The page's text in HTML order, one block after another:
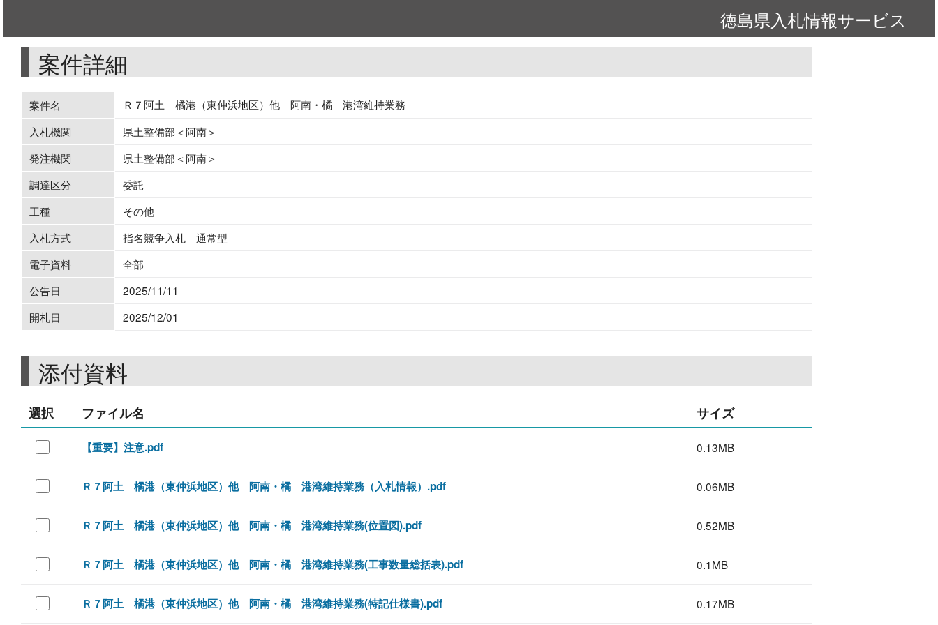
徳島県入札情報サービス
案件詳細
案件名
Ｒ７阿土 橘港（東仲浜地区）他 阿南・橘 港湾維持業務
入札機関
県土整備部＜阿南＞
発注機関
県土整備部＜阿南＞
調達区分
委託
工種
その他
入札方式
指名競争入札 通常型
電子資料
全部
公告日
2025/11/11
開札日
2025/12/01
添付資料
選択 ファイル名 サイズ
【重要】注意.pdf 0.13MB
Ｒ７阿土 橘港（東仲浜地区）他 阿南・橘 港湾維持業務（入札情報）.pdf 0.06MB
Ｒ７阿土 橘港（東仲浜地区）他 阿南・橘 港湾維持業務(位置図).pdf 0.52MB
Ｒ７阿土 橘港（東仲浜地区）他 阿南・橘 港湾維持業務(工事数量総括表).pdf 0.1MB
Ｒ７阿土 橘港（東仲浜地区）他 阿南・橘 港湾維持業務(特記仕様書).pdf 0.17MB